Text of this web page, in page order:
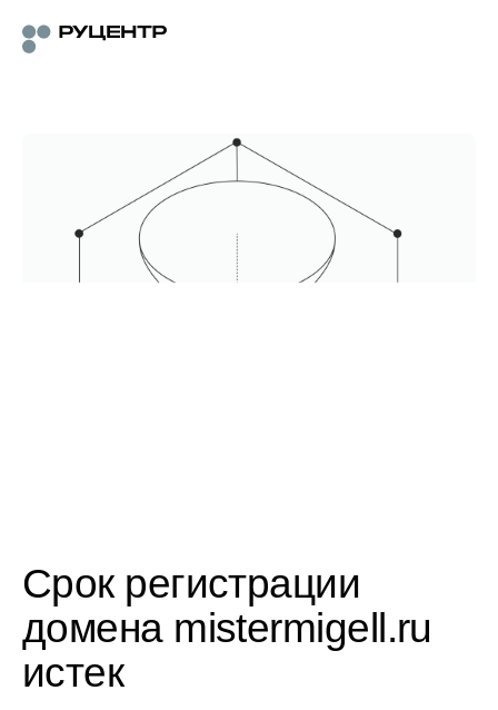
Срок регистрации
домена mistermigell.ru
истек